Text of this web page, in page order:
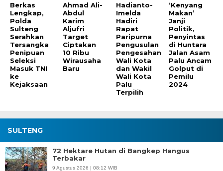
Berkas
Lengkap,
Polda
Sulteng
Serahkan
Tersangka
Penipuan
Seleksi
Masuk TNI
ke
Kejaksaan
Ahmad Ali-
Abdul
Karim
Aljufri
Target
Ciptakan
10 Ribu
Wirausaha
Baru
Hadianto-
Imelda
Hadiri
Rapat
Paripurna
Pengusulan
Pengesahan
Wali Kota
dan Wakil
Wali Kota
Palu
Terpilih
‘Kenyang
Makan’
Janji
Politik,
Penyintas
di Huntara
Jalan Asam
Palu Ancam
Golput di
Pemilu
2024
SULTENG
72 Hektare Hutan di Bangkep Hangus
Terbakar
9 Agustus 2026 | 08:12 WIB